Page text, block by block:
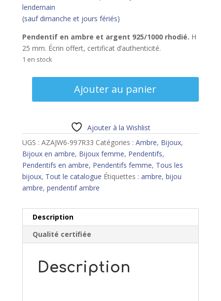
lendemain
(sauf dimanche et jours fériés)
Pendentif en ambre et argent 925/1000 rhodié. H
25 mm. Écrin offert, certificat d’authenticité.
1 en stock
Ajouter au panier
Ajouter à la Wishlist
UGS : AZAJW6-997R33 Catégories : Ambre, Bijoux,
Bijoux en ambre, Bijoux femme, Pendentifs,
Pendentifs en ambre, Pendentifs femme, Tous les
bijoux, Tout le catalogue Étiquettes : ambre, bijou
ambre, pendentif ambre
Description
Qualité certifiée
Description